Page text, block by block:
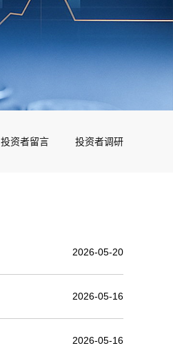
投资者留言 投资者调研
2026-05-20
2026-05-16
2026-05-16